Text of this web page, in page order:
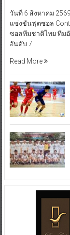
วันที่ 6 สิงหาคม
แข่งขันฟุตซอล
ซอลทีมชาติไทย ทีม
อันดับ 7
Read More